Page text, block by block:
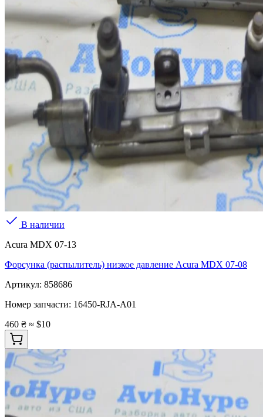
В наличии
Acura MDX 07-13
Форсунка (распылитель) низкое давление Acura MDX 07-08
Артикул: 858686
Номер запчасти: 16450-RJA-A01
460 ₴ ≈ $10